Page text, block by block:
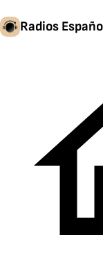
Radios